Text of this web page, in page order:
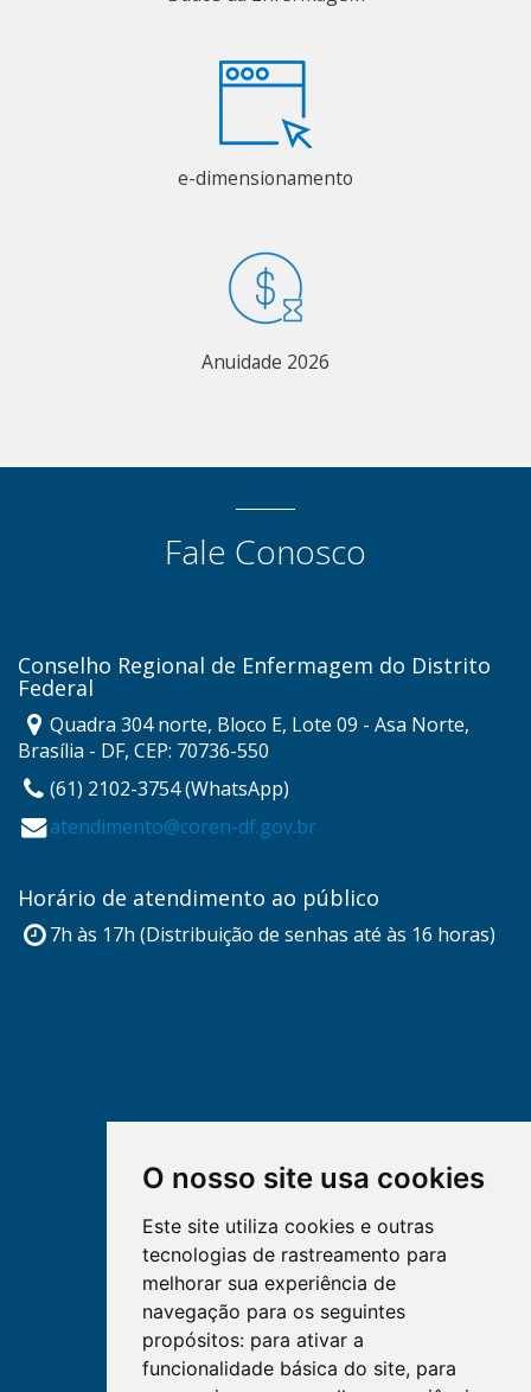
O nosso site usa cookies
Este site utiliza cookies e outras
tecnologias de rastreamento para
melhorar sua experiência de
navegação para os seguintes
propósitos: para ativar a
funcionalidade básica do site, para
e-dimensionamento
Anuidade 2026
Fale Conosco
Conselho Regional de Enfermagem do Distrito
Federal
Quadra 304 norte, Bloco E, Lote 09 - Asa Norte,
Brasília - DF, CEP: 70736-550
(61) 2102-3754 (WhatsApp)
atendimento@coren-df.gov.br
Horário de atendimento ao público
7h às 17h (Distribuição de senhas até às 16 horas)